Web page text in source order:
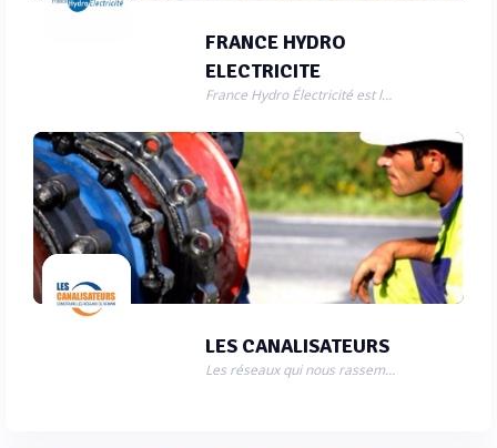
FRANCE HYDRO
ELECTRICITE
France Hydro Électricité est le syndicat professionnel représentant la petite hydroélectricité.
LES CANALISATEURS
Les réseaux qui nous rassemblent.